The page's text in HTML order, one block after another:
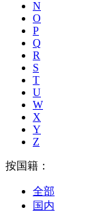
N
O
P
Q
R
S
T
U
W
X
Y
Z
按国籍：
全部
国内